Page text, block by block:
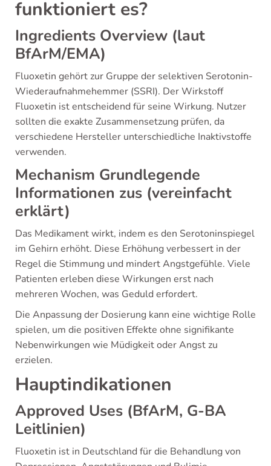
funktioniert es?
Ingredients Overview (laut
BfArM/EMA)
Fluoxetin gehört zur Gruppe der selektiven Serotonin-
Wiederaufnahmehemmer (SSRI). Der Wirkstoff
Fluoxetin ist entscheidend für seine Wirkung. Nutzer
sollten die exakte Zusammensetzung prüfen, da
verschiedene Hersteller unterschiedliche Inaktivstoffe
verwenden.
Mechanism Grundlegende
Informationen zus (vereinfacht
erklärt)
Das Medikament wirkt, indem es den Serotoninspiegel
im Gehirn erhöht. Diese Erhöhung verbessert in der
Regel die Stimmung und mindert Angstgefühle. Viele
Patienten erleben diese Wirkungen erst nach
mehreren Wochen, was Geduld erfordert.
Die Anpassung der Dosierung kann eine wichtige Rolle
spielen, um die positiven Effekte ohne signifikante
Nebenwirkungen wie Müdigkeit oder Angst zu
erzielen.
Hauptindikationen
Approved Uses (BfArM, G-BA
Leitlinien)
Fluoxetin ist in Deutschland für die Behandlung von